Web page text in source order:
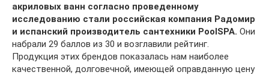
акриловых ванн согласно проведенному
исследованию стали российская компания Радомир
и испанский производитель сантехники PoolSPA. Они
набрали 29 баллов из 30 и возглавили рейтинг.
Продукция этих брендов показалась нам наиболее
качественной, долговечной, имеющей оправданную цену